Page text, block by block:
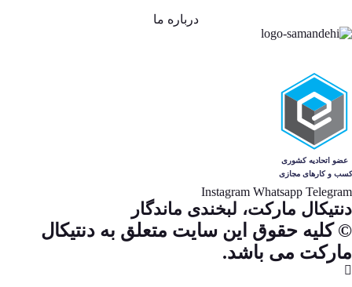
درباره ما
Telegram
Whatsapp
Instagram
دنتیکال مارکت، لبخندی ماندگار
© کلیه حقوق این سایت متعلق به دنتیکال
مارکت می باشد.